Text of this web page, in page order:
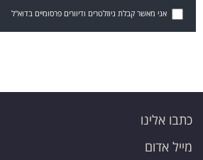
אני מאשר קבלת ניוזלטרים ודיוורים פרסומיים בדוא"ל
כתבו אלינו
מייל אדום